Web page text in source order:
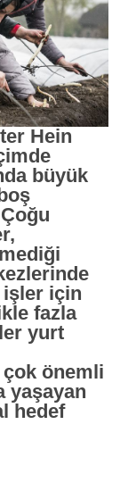
Hein
büyük
işler için
fazla
yurt
çok önemli
yaşayan
hedef